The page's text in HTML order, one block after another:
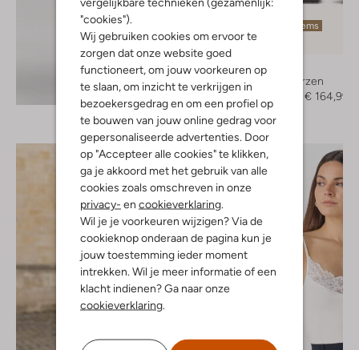
"cookies").
Wij gebruiken cookies om ervoor te
zorgen dat onze website goed
functioneert, om jouw voorkeuren op
te slaan, om inzicht te verkrijgen in
bezoekersgedrag en om een profiel op
te bouwen van jouw online gedrag voor
gepersonaliseerde advertenties. Door
op "Accepteer alle cookies" te klikken,
ga je akkoord met het gebruik van alle
cookies zoals omschreven in onze
privacy- en cookieverklaring
Wil je je voorkeuren wijzigen? Via de
cookieknop onderaan de pagina kun je
jouw toestemming ieder moment
intrekken. Wil je meer informatie of een
klacht indienen? Ga naar onze
cookieverklaring
Ontdek de look
Laatste items
Nubikk
Hoge laarzen
€ 164,99